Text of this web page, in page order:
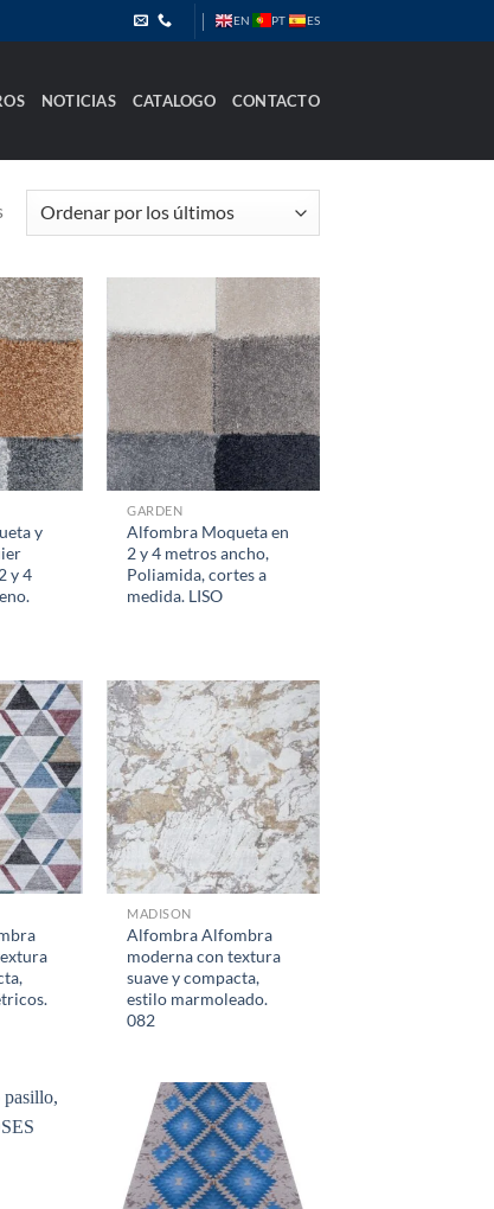
EN PT ES
NOTICIAS CATALOGO CONTACTO
Ordenado
por
últimos
y
y 4
GARDEN
Alfombra Moqueta en
2 y 4 metros ancho,
Poliamida, cortes a
medida. LISO
MADISON
Alfombra Alfombra
moderna con textura
suave y compacta,
estilo marmoleado.
082